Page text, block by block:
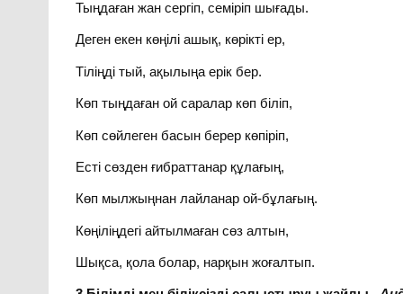
Тыңдаған жан сергіп, семіріп шығады.
Деген екен көңілі ашық, көрікті ер,
Тіліңді тый, ақылыңа ерік бер.
Көп тыңдаған ой саралар көп біліп,
Көп сөйлеген басын берер көпіріп,
Есті сөзден ғибраттанар құлағың,
Көп мылжыңнан лайланар ой-бұлағың.
Көңіліңдегі айтылмаған сөз алтын,
Шықса, қола болар, нарқын жоғалтып.